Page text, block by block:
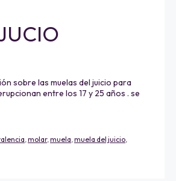
sobre las muelas del juicio para
entre los 17 y 25 años . se
,molar,muela ,muela del juicio